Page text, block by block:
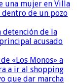
una mujer en Villa
dentro de un pozo
detención de la
acusado
«Los Monos» a
a ir al shopping
que dar marcha